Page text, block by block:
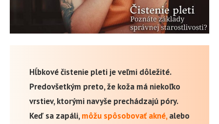
Hĺbkové čistenie pleti je veľmi dôležité.
Predovšetkým preto, že koža má niekoľko
vrstiev, ktorými navyše prechádzajú póry.
Keď sa zapáli,môžu spôsobovať akné,alebo